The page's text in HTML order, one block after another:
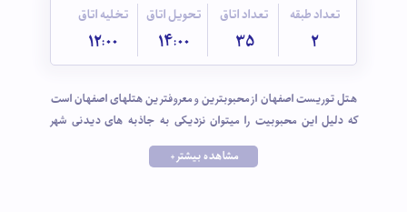
هتل توریست اصفهان از محبوبترین و معروفترین هتلهای اصفهان است
که دلیل این محبوبیت را میتوان نزدیکی به جاذبه های دیدنی شهر
همچون سی و سه پل ، میدان نقش جهان و چهل ستون، تناسب قیمت و
کیفیت امکانات و خدمات ارائه شده، محیط تمیزو دلنشین، اتاقهایی
مشاهده بیشتر +
تعداد طبقه
2
تعداد اتاق
35
تحویل اتاق
14:00
تخلیه اتاق
12:00